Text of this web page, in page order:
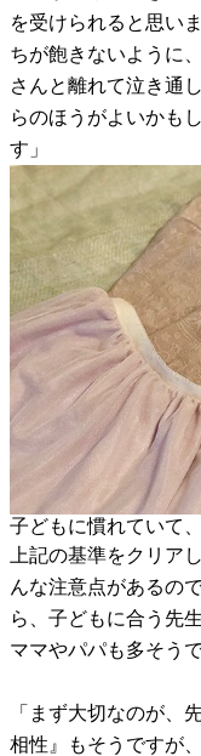
を受けられると思い
ちが飽きないように
さんと離れて泣き通
らのほうがよいかも
す」
子どもに慣れていて
上記の基準をクリア
んな注意点があるの
ら、子どもに合う先
ママやパパも多そうで
「まず大切なのが、
相性』もそうですが